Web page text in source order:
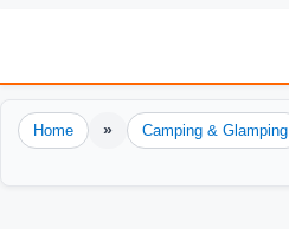
content
Home » Camping & Glamping